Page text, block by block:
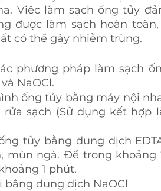
Việc làm sạch ống tủy
được làm sạch hoàn
có thể gây nhiễm trùng.
phương pháp làm sạch
NaOCl.
ống tủy bằng máy nội
sạch (Sử dụng kết hợp
tủy bằng dung dịch
mùn ngà. Để trong khoảng
1 phút.
bằng dung dịch NaOCl